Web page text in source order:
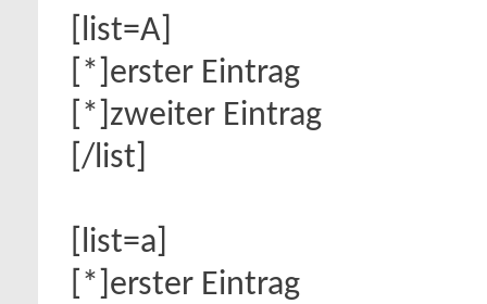
[list=A]
[*]erster Eintrag
[*]zweiter Eintrag
[/list]
[list=a]
[*]erster Eintrag